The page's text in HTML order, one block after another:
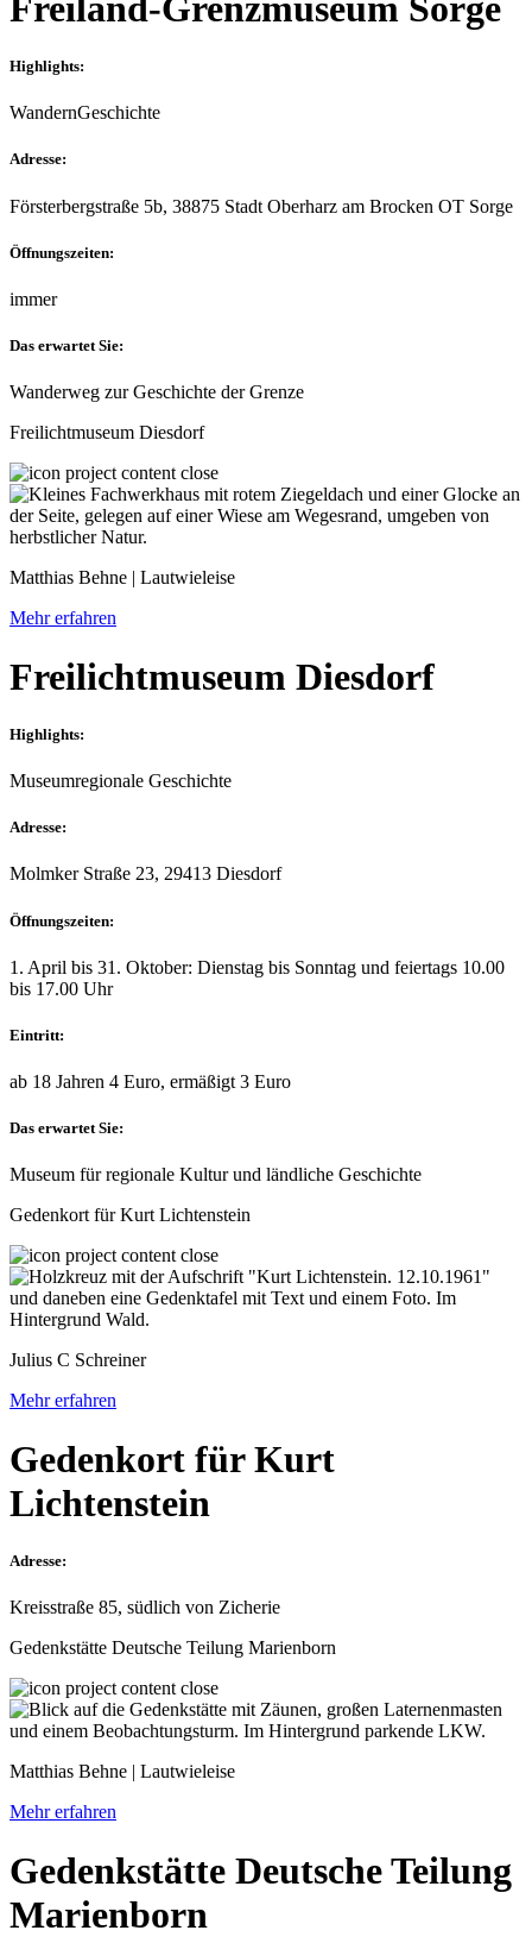
Highlights:
WandernGeschichte
Adresse:
Försterbergstraße 5b, 38875 Stadt Oberharz am Brocken OT Sorge
Öffnungszeiten:
immer
Das erwartet Sie:
Wanderweg zur Geschichte der Grenze
Freilichtmuseum Diesdorf
Matthias Behne | Lautwieleise
Mehr erfahren
Freilichtmuseum Diesdorf
Highlights:
Museumregionale Geschichte
Adresse:
Molmker Straße 23, 29413 Diesdorf
Öffnungszeiten:
1. April bis 31. Oktober: Dienstag bis Sonntag und feiertags 10.00
bis 17.00 Uhr
Eintritt:
ab 18 Jahren 4 Euro, ermäßigt 3 Euro
Das erwartet Sie:
Museum für regionale Kultur und ländliche Geschichte
Gedenkort für Kurt Lichtenstein
Julius C Schreiner
Mehr erfahren
Gedenkort für Kurt
Lichtenstein
Adresse:
Kreisstraße 85, südlich von Zicherie
Gedenkstätte Deutsche Teilung Marienborn
Matthias Behne | Lautwieleise
Mehr erfahren
Gedenkstätte Deutsche Teilung
Marienborn